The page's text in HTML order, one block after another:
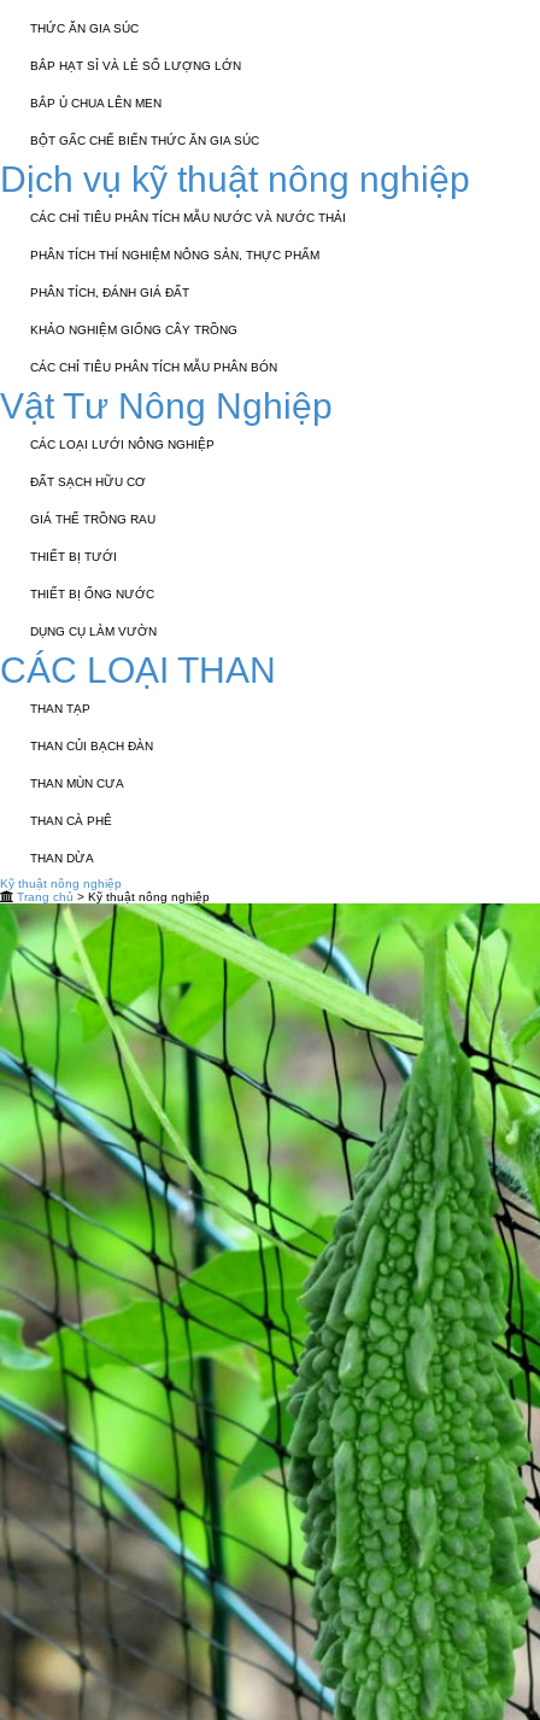
THỨC ĂN GIA SÚC
BẮP HẠT SỈ VÀ LẺ SỐ LƯỢNG LỚN
BẮP Ủ CHUA LÊN MEN
BỘT GẤC CHẾ BIẾN THỨC ĂN GIA SÚC
Dịch vụ kỹ thuật nông nghiệp
CÁC CHỈ TIÊU PHÂN TÍCH MẪU NƯỚC VÀ NƯỚC THẢI
PHÂN TÍCH THÍ NGHIỆM NÔNG SẢN, THỰC PHẨM
PHÂN TÍCH, ĐÁNH GIÁ ĐẤT
KHẢO NGHIỆM GIỐNG CÂY TRỒNG
CÁC CHỈ TIÊU PHÂN TÍCH MẪU PHÂN BÓN
Vật Tư Nông Nghiệp
CÁC LOẠI LƯỚI NÔNG NGHIỆP
ĐẤT SẠCH HỮU CƠ
GIÁ THỂ TRỒNG RAU
THIẾT BỊ TƯỚI
THIẾT BỊ ỐNG NƯỚC
DỤNG CỤ LÀM VƯỜN
CÁC LOẠI THAN
THAN TẠP
THAN CỦI BẠCH ĐÀN
THAN MÙN CƯA
THAN CÀ PHÊ
THAN DỪA
Kỹ thuật nông nghiệp
Trang chủ > Kỹ thuật nông nghiệp